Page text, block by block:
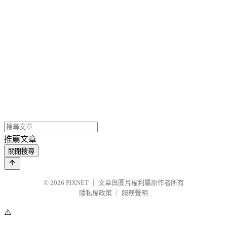
推薦文章
關閉搜尋
© 2026 PIXNET
文章與圖片權利屬原作者所有
隱私權政策
服務聲明
⚠️